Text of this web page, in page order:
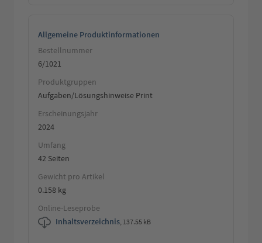
Allgemeine Produktinformationen
Bestellnummer
6/1021
Produktgruppen
Aufgaben/Lösungshinweise Print
Erscheinungsjahr
2024
Umfang
42 Seiten
Gewicht pro Artikel
0.158 kg
Online-Leseprobe
Inhaltsverzeichnis, 137.55 kB